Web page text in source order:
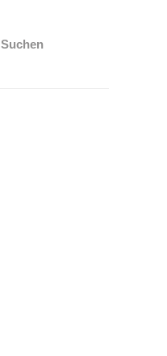
Suchen